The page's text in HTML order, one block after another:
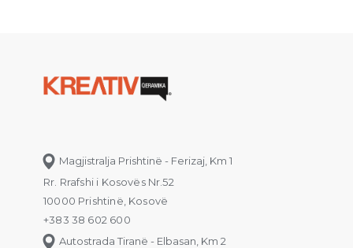
Magjistralja Prishtinë - Ferizaj, Km 1
Rr. Rrafshi i Kosovës Nr.52
10000 Prishtinë, Kosovë
+383 38 602 600
Autostrada Tiranë - Elbasan, Km 2